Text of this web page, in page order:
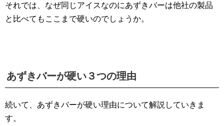
それでは、なぜ同じアイスなのにあずきバーは他社の製品
と比べてもここまで硬いのでしょうか。
あずきバーが硬い３つの理由
続いて、あずきバーが硬い理由について解説していきま
す。